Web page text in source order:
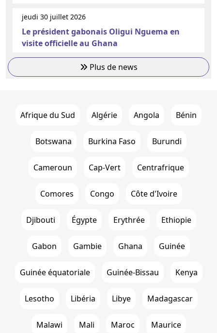
jeudi 30 juillet 2026
Le président gabonais Oligui Nguema en
visite officielle au Ghana
Plus de news
Afrique du Sud Algérie Angola Bénin
Botswana Burkina Faso Burundi
Cameroun Cap-Vert Centrafrique
Comores Congo Côte d'Ivoire
Djibouti Égypte Erythrée Ethiopie
Gabon Gambie Ghana Guinée
Guinée équatoriale Guinée-Bissau Kenya
Lesotho Libéria Libye Madagascar
Malawi Mali Maroc Maurice